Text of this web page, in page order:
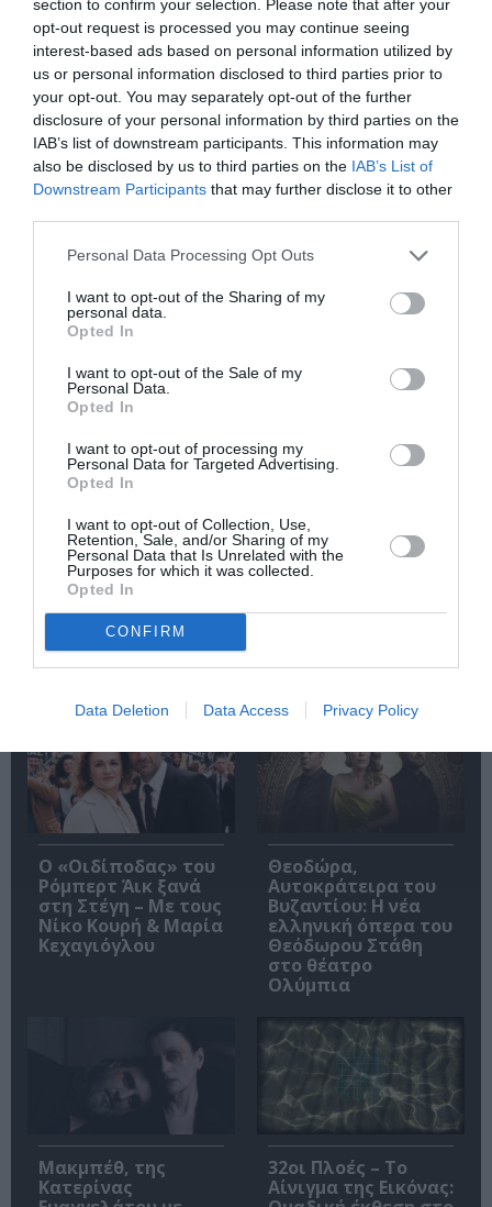
section to confirm your selection. Please note that after your
opt-out request is processed you may continue seeing
interest-based ads based on personal information utilized by
us or personal information disclosed to third parties prior to
your opt-out. You may separately opt-out of the further
disclosure of your personal information by third parties on the
IAB’s list of downstream participants. This information may
also be disclosed by us to third parties on the IAB’s List of
Downstream Participants that may further disclose it to other
Personal Data Processing Opt Outs
I want to opt-out of the Sharing of my
personal data.
Opted In
I want to opt-out of the Sale of my
Personal Data.
Opted In
I want to opt-out of processing my
Personal Data for Targeted Advertising.
Opted In
I want to opt-out of Collection, Use,
Retention, Sale, and/or Sharing of my
Personal Data that Is Unrelated with the
Purposes for which it was collected.
Opted In
CONFIRM
Data Deletion Data Access Privacy Policy
Σχετικά Άρθρα
Λίλα Τρουλινού –
Γκαμπριέλα: Ένα
κοινωνικό
περιεχόμενο
Αυτοβιογραφία
συλλογή
Σιγκισμούντ
Κρζιζανόφσκι
Φωνές: Ένα βιβλίο
ως εσωτερικός
διάλογος
μπάρμαν του Ritz:
Ένα κοινωνικό
ιστορικό βιβλίο
O «Οιδίποδας» του
Ρόμπερτ Άικ ξανά
στη Στέγη – Με τους
Νίκο Κουρή & Μαρία
Κεχαγιόγλου
Θεοδώρα,
Αυτοκράτειρα του
Βυζαντίου: Η νέα
ελληνική όπερα του
Θεόδωρου Στάθη
στο θέατρο
Ολύμπια
Μακμπέθ, της
Κατερίνας
32οι Πλοές – Το
Αίνιγμα της Εικόνας: